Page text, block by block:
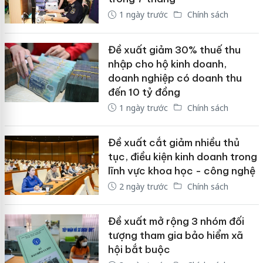
1 ngày trước Chính sách
Đề xuất giảm 30% thuế thu
nhập cho hộ kinh doanh,
doanh nghiệp có doanh thu
đến 10 tỷ đồng
1 ngày trước Chính sách
Đề xuất cắt giảm nhiều thủ
tục, điều kiện kinh doanh trong
lĩnh vực khoa học - công nghệ
2 ngày trước Chính sách
Đề xuất mở rộng 3 nhóm đối
tượng tham gia bảo hiểm xã
hội bắt buộc